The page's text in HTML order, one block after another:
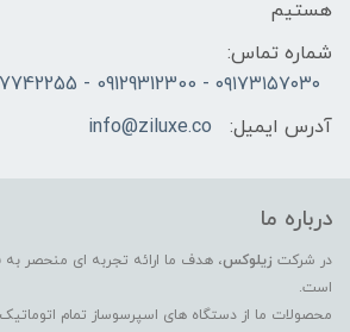
هستیم
شماره تماس:
۰۹۱۷۳۱۵۷۰۳۰ - 09129312300 - 07137742255
آدرس ایمیل:
info@ziluxe.co
درباره ما
در شرکت زیلوکس، هدف ما ارائه تجربه ای منحصر به
است.
محصولات ما از دستگاه های اسپرسوساز تمام